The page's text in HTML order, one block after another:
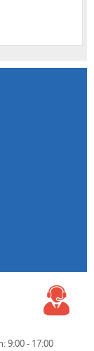
9:00 - 17:00